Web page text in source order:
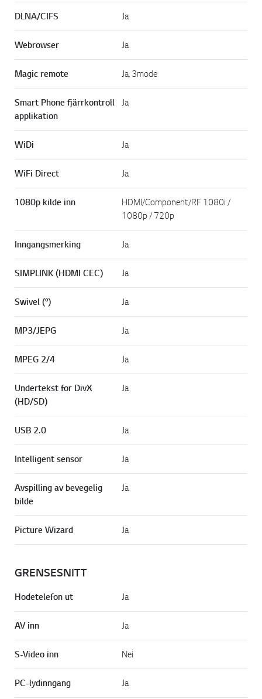
DLNA/CIFS Ja
Webrowser Ja
Magic remote Ja, 3mode
Smart Phone fjärrkontroll
applikation
Ja
WiDi Ja
WiFi Direct Ja
1080p kilde inn
HDMI/Component/RF 1080i /
1080p / 720p
Inngangsmerking Ja
SIMPLINK (HDMI CEC) Ja
Swivel (°) Ja
MP3/JEPG Ja
MPEG 2/4 Ja
Undertekst for DivX
(HD/SD)
Ja
USB 2.0 Ja
Intelligent sensor Ja
Avspilling av bevegelig
bilde
Ja
Picture Wizard Ja
GRENSESNITT
Hodetelefon ut Ja
AV inn Ja
S-Video inn Nei
PC-lydinngang Ja